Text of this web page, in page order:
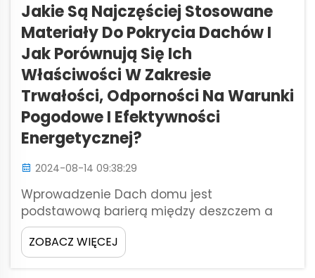
Jakie Są Najczęściej Stosowane
Materiały Do Pokrycia Dachów I
Jak Porównują Się Ich
Właściwości W Zakresie
Trwałości, Odporności Na Warunki
Pogodowe I Efektywności
Energetycznej?
2024-08-14 09:38:29
Wprowadzenie Dach domu jest
podstawową barierą między deszczem a
gradem przed wejściem do mieszkania.
Wybór odpowiedniego materiału
dachowego jest kluczowy: dach dosłownie
ZOBACZ WIĘCEJ